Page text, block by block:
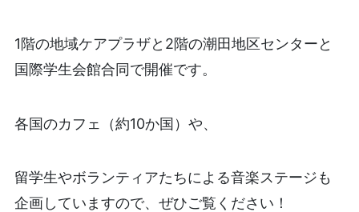
1階の地域ケアプラザと2階の潮田地区センターと
国際学生会館合同で開催です。
各国のカフェ（約10か国）や、
留学生やボランティアたちによる音楽ステージも
企画していますので、ぜひご覧ください！